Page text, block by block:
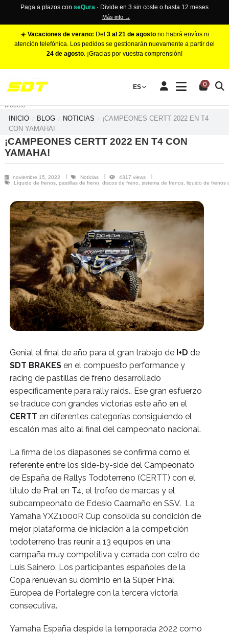
Paga a plazos con seQura · Divide en 3 sin coste o hasta 12 meses
Más info →
☀️ Vacaciones de verano: Del 3 al 21 de agostono habrá envíos ni
atención telefónica. Los pedidos se gestionarán nuevamente a partir del
24 de agosto. ¡Gracias por vuestra comprensión!
ES 0
Make
Modelo
INICIO BLOG NOTICIAS
¡CAMPEONES CERTT 2022 EN T4
CON YAMAHA!
¡CAMPEONES CERTT 2022 EN T4 CON
YAMAHA!
noviembre 15, 2022 Noticias
4317 views
Líquido de frenos, pastillas de freno, discos de freno, sistema de frenos, liquido de frenos
Genial el final de año para el gran trabajo de I+D
SDT BRAKES en el compuesto performance y
racing de pastillas de freno desarrollado
específicamente para rally raids.. Ese gran esfuerzo
CERTT en diferentes categorías consiguiendo el
escalón mas alto al final del campeonato nacional.
La firma de los diapasones se confirma como el
referente entre los side-by-side del Campeonato
de España de Rallys Todoterreno (CERTT) con el
título de Prat en T4, el trofeo de marcas y el
subcampeonato de Edesio Caamaño en SSV.  La
Yamaha YXZ1000R Cup consolida su condición de
mejor plataforma de iniciación a la competición
todoterreno tras reunir a 13 equipos en una
campaña muy competitiva y cerrada con cetro de
Luis Sainero. Los participantes españoles de la
Copa renuevan su dominio en la Súper Final
Europea de Portalegre con la tercera victoria
consecutiva.
Yamaha España despide la temporada 2022 como